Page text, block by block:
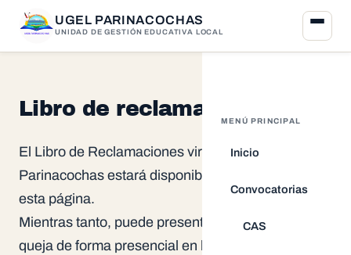
UGEL PARINACOCHAS
UNIDAD DE GESTIÓN EDUCATIVA LOCAL
MENÚ PRINCIPAL
Inicio
Convocatorias
CAS
Libro de reclamaciones
El Libro de Reclamaciones virtual de la UGEL
Parinacochas estará disponible próximamente en
esta página.
Mientras tanto, puede presentar su reclamo o
queja de forma presencial en la Mesa de Partes de